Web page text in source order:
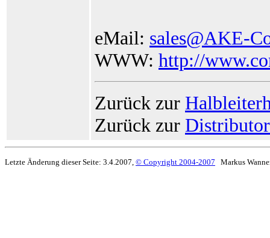
eMail: sales@AKE-
WWW: http://
Zurück zur
Zurück zur
Letzte Änderung dieser Seite: 3.4.2007, © Copyright 2004-2007 Markus